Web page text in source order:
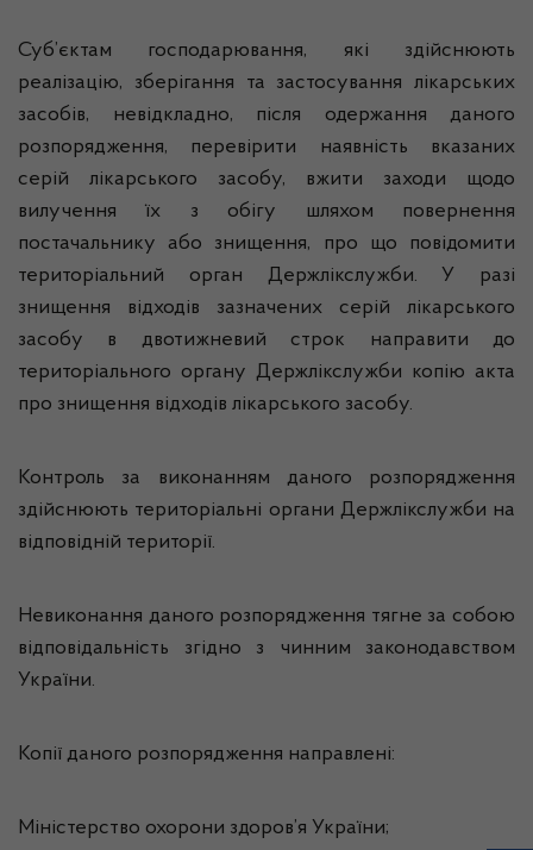
Суб’єктам господарювання, які здійснюють
реалізацію, зберігання та застосування лікарських
засобів, невідкладно, після одержання даного
розпорядження, перевірити наявність вказаних
серій лікарського засобу, вжити заходи щодо
вилучення їх з обігу шляхом повернення
постачальнику або знищення, про що повідомити
територіальний орган Держлікслужби. У разі
знищення відходів зазначених серій лікарського
засобу в двотижневий строк направити до
територіального органу Держлікслужби копію акта
про знищення відходів лікарського засобу.
Контроль за виконанням даного розпорядження
здійснюють територіальні органи Держлікслужби на
відповідній території.
Невиконання даного розпорядження тягне за собою
відповідальність згідно з чинним законодавством
України.
Копії даного розпорядження направлені:
Міністерство охорони здоров’я України;